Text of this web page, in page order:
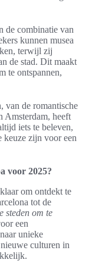
de combinatie van
kunnen musea
terwijl zij
de stad. Dit maakt
te ontspannen,
van de romantische
Amsterdam, heeft
iets te beleven,
keuze zijn voor een
voor 2025?
om ontdekt te
tot de
steden om te
een
unieke
culturen in